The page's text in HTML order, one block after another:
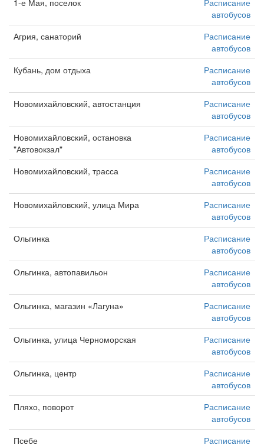
1-е Мая, поселок
Расписание
автобусов
Агрия, санаторий
Расписание
автобусов
Кубань, дом отдыха
Расписание
автобусов
Новомихайловский, автостанция
Расписание
автобусов
Новомихайловский, остановка
"Автовокзал"
Расписание
автобусов
Новомихайловский, трасса
Расписание
автобусов
Новомихайловский, улица Мира
Расписание
автобусов
Ольгинка
Расписание
автобусов
Ольгинка, автопавильон
Расписание
автобусов
Ольгинка, магазин «Лагуна»
Расписание
автобусов
Ольгинка, улица Черноморская
Расписание
автобусов
Ольгинка, центр
Расписание
автобусов
Пляхо, поворот
Расписание
автобусов
Псебе
Расписание